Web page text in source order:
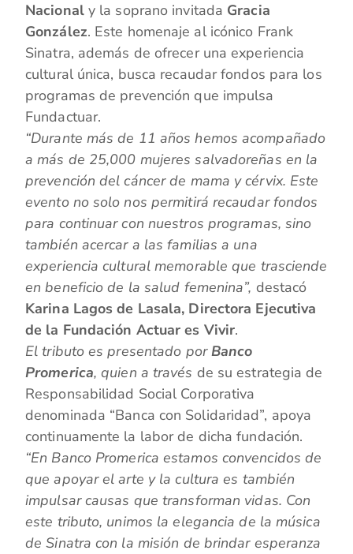
Nacionaly la soprano invitada Gracia
González. Este homenaje al icónico Frank
Sinatra, además de ofrecer una experiencia
cultural única, busca recaudar fondos para los
programas de prevención que impulsa
Fundactuar.
“Durante más de 11 años hemos acompañado
a más de 25,000 mujeres salvadoreñas en la
prevención del cáncer de mama y cérvix. Este
evento no solo nos permitirá recaudar fondos
para continuar con nuestros programas, sino
también acercar a las familias a una
experiencia cultural memorable que trasciende
en beneficio de la salud femenina”, destacó
Karina Lagos de Lasala, Directora Ejecutiva
de la Fundación Actuar es Vivir.
El tributo es presentado porBanco
Promerica, quien a través de su estrategia de
Responsabilidad Social Corporativa
denominada “Banca con Solidaridad”, apoya
continuamente la labor de dicha fundación.
“En Banco Promerica estamos convencidos de
que apoyar el arte y la cultura es también
impulsar causas que transforman vidas. Con
este tributo, unimos la elegancia de la música
de Sinatra con la misión de brindar esperanza